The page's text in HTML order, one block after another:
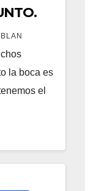
la boca es
el